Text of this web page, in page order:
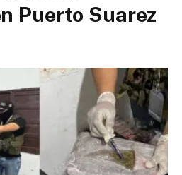
Puerto Suarez